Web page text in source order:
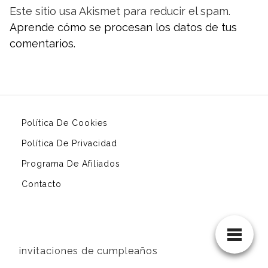
Este sitio usa Akismet para reducir el spam.
Aprende cómo se procesan los datos de tus
comentarios.
Política De Cookies
Política De Privacidad
Programa De Afiliados
Contacto
invitaciones de cumpleaños